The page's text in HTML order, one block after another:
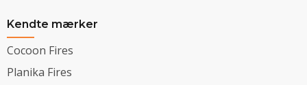
Kendte mærker
Cocoon Fires
Planika Fires